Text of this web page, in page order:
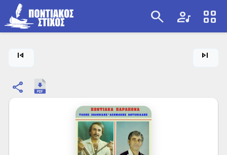
search artist view_cozy
skip_previous skip_next
share